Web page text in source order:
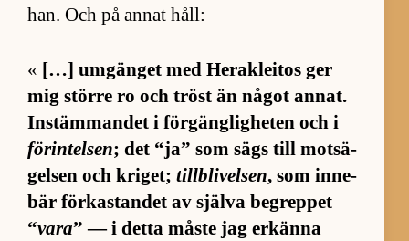
han. Och på an­nat håll:
« […] um­gänget med Herak­le­i­tos ger
mig större ro och tröst än nå­got an­nat.
In­stäm­man­det i för­gäng­lig­he­ten och i
förintelsen; det “ja” som sägs till mot­sä­
gel­sen och kri­get; tillblivelsen, som in­ne­
bär för­kas­tan­det av själva be­grep­pet
“vara” — i detta måste jag er­känna